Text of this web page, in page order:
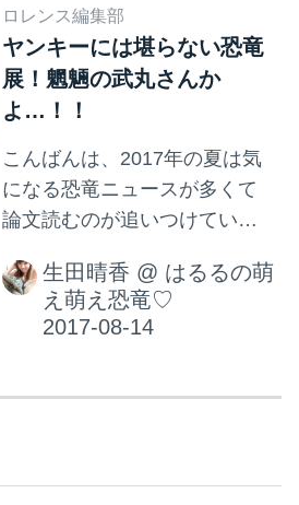
てますね。) ヤンキーといえ
ば、月刊少年マガジンで連載
されていた「疾風伝説特攻の
拓」というヤンキー漫画はご
っこみのたくと読みます。 名
言が多く、アラフォー世代に
は特にハマった方多いのでは
ないでしょうか。 生田晴香の
周りや親戚でも、出てくるキ
ャラクターのファッションを
ロレンス編集部
ヤンキーには堪らない恐竜
展！魍魎の武丸さんか
よ…！！
こんばんは、2017年の夏は気
になる恐竜ニュースが多くて
論文読むのが追いつけていな
す。 関東で1ヶ月以上やってい
る2017年夏の恐竜展は幕張メ
ッセの「ギガ恐竜展2017」だ
コ横浜では「ヨコハマ恐竜展
生田晴香 @ はるるの萌
え萌え恐竜♡